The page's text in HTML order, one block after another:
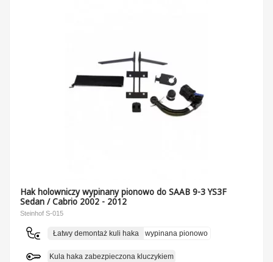
Hak holowniczy wypinany pionowo do SAAB 9-3 YS3F
Sedan / Cabrio 2002 - 2012
Steinhof S-015
Łatwy demontaż kuli haka wypinana pionowo
Kula haka zabezpieczona kluczykiem